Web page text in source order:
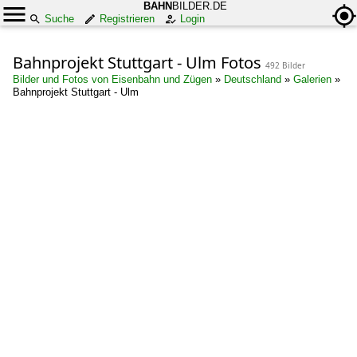
BAHN BILDER.DE
Suche
Registrieren Login
Bahnprojekt Stuttgart - Ulm Fotos 492 Bilder
Bilder und Fotos von Eisenbahn und Zügen » Deutschland » Galerien »
Bahnprojekt Stuttgart - Ulm